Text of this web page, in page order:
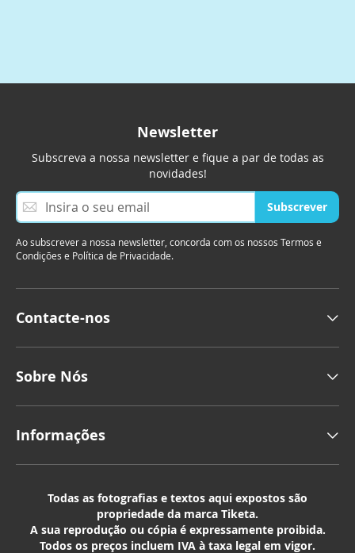
Contacte-nos
Sobre Nós
Informações
Newsletter
Subscreva a nossa newsletter e fique a par de todas as
novidades!
S
u
s
c
e
s
w
l
e
t
t
Subscrever
Ao subscrever a nossa newsletter, concorda com os nossos Termos e
Condições e Política de Privacidade.
Todas as fotografias e textos aqui expostos são
propriedade da marca Tiketa.
A sua reprodução ou cópia é expressamente proibida.
Todos os preços incluem IVA à taxa legal em vigor.